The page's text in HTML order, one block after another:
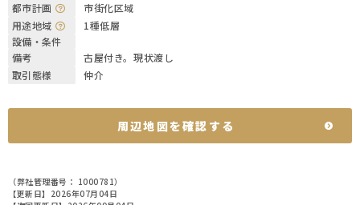
都市計画
市街化区域
用途地域
1種低層
設備・条件
備考
古屋付き。現状渡し
取引態様
仲介
周辺地図を確認する
（弊社管理番号： 1000781）
【更新日】2026年07月04日